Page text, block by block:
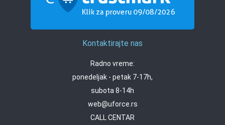
Kontaktirajte nas
Radno vreme:
ponedeljak - petak 7-17h,
subota 8-14h
web@uforce.rs
CALL CENTAR